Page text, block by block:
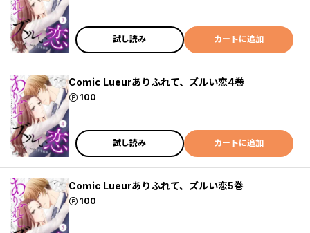
試し読み カートに追加
Comic Lueurありふれて、ズルい恋4巻
100
ポイント
試し読み カートに追加
Comic Lueurありふれて、ズルい恋5巻
100
ポイント